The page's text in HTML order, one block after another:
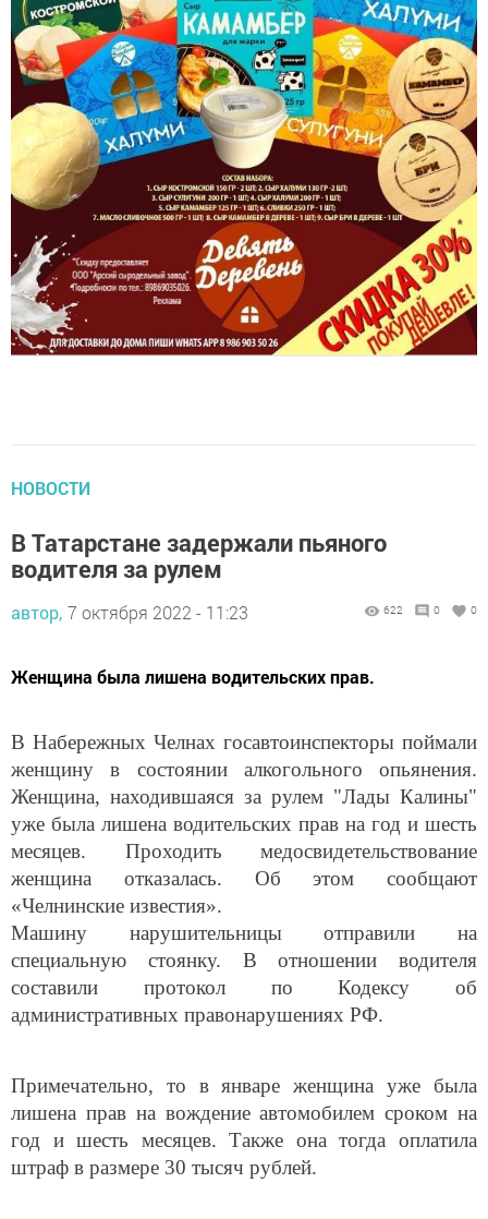
В Татарстане задержали пьяного
водителя за рулем
женщину в состоянии алкогольного опьянения.
Женщина, находившаяся за рулем "Лады Калины"
уже была лишена водительских прав на год и шесть
месяцев. Проходить медосвидетельствование
женщина отказалась. Об этом сообщают
«Челнинские известия».
Машину нарушительницы отправили на
специальную стоянку. В отношении водителя
составили протокол по Кодексу об
административных правонарушениях РФ.
лишена прав на вождение автомобилем сроком на
год и шесть месяцев. Также она тогда оплатила
штраф в размере 30 тысяч рублей.